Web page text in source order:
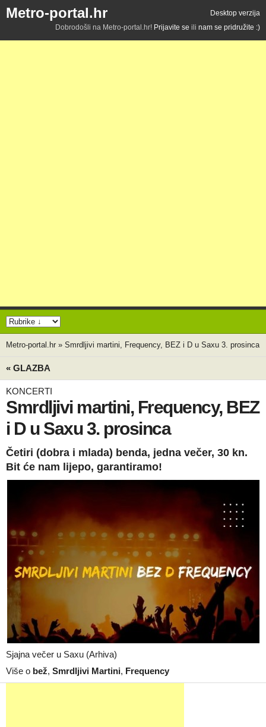
Metro-portal.hr
Desktop verzija
Dobrodošli na Metro-portal.hr! Prijavite se ili nam se pridružite :)
Metro-portal.hr » Smrdljivi martini, Frequency, BEZ i D u Saxu 3. prosinca
« GLAZBA
KONCERTI
Smrdljivi martini, Frequency, BEZ
i D u Saxu 3. prosinca
Četiri (dobra i mlada) benda, jedna večer, 30 kn.
Bit će nam lijepo, garantiramo!
Sjajna večer u Saxu (Arhiva)
Više o bež, Smrdljivi Martini, Frequency